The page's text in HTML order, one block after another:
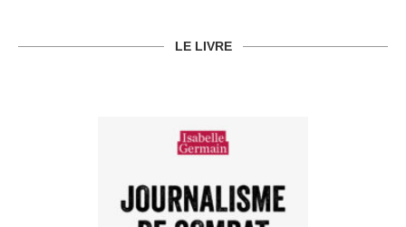
LE LIVRE